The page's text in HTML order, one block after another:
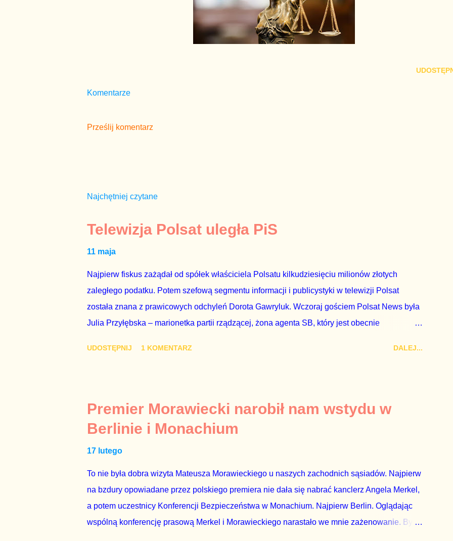
Komentarze
Prześlij komentarz
Najchętniej czytane
Telewizja Polsat uległa PiS
11 maja
Najpierw fiskus zażądał od spółek właściciela Polsatu kilkudziesięciu milionów złotych
zaległego podatku. Potem szefową segmentu informacji i publicystyki w telewizji Polsat
została znana z prawicowych odchyleń Dorota Gawryluk. Wczoraj gościem Polsat News była
Julia Przyłębska – marionetka partii rządzącej, żona agenta SB, który jest obecnie
z TVP i TVN nie dorastają do pięt. Smutne, że znowu dał się złamać partii Jarosława
Kaczyńskiego. Znowu, bo w 2007 roku też tak się stało. Na kilka tygodni przed
przedterminowymi wyborami parlamentarnymi do biur Solorza politycy PiS wysłali Agencję
Bezpieczeństwa Wewnętrznego, a kilka dni później...
UDOSTĘPNIJ 1 KOMENTARZ DALEJ...
Premier Morawiecki narobił nam wstydu w
Berlinie i Monachium
17 lutego
To nie była dobra wizyta Mateusza Morawieckiego u naszych zachodnich sąsiadów. Najpierw
na bzdury opowiadane przez polskiego premiera nie dała się nabrać kanclerz Angela Merkel,
a potem uczestnicy Konferencji Bezpieczeństwa w Monachium. Najpierw Berlin. Oglądając
wspólną konferencję prasową Merkel i Morawieckiego narastało we mnie zażenowanie. Było